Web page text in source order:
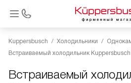
Kuppersbusch Холодильники
Встраиваемый холодильник Kuppersbusch
Встраиваемый